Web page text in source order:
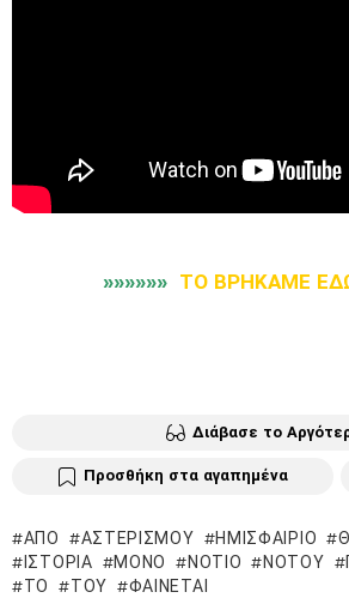
»»»»»» ΤΟ ΒΡΗΚΑΜΕ
Διάβασε το
Προσθήκη στα αγαπημένα
ΑΠΌ ΑΣΤΕΡΙΣΜΟΎ ΗΜΙΣΦΑΊΡΙΟ
ΙΣΤΟΡΊΑ
ΜΌΝΟ ΝΌΤΙΟ ΝΌΤΟΥ
ΤΟ
ΤΟΥ ΦΑΊΝΕΤΑΙ